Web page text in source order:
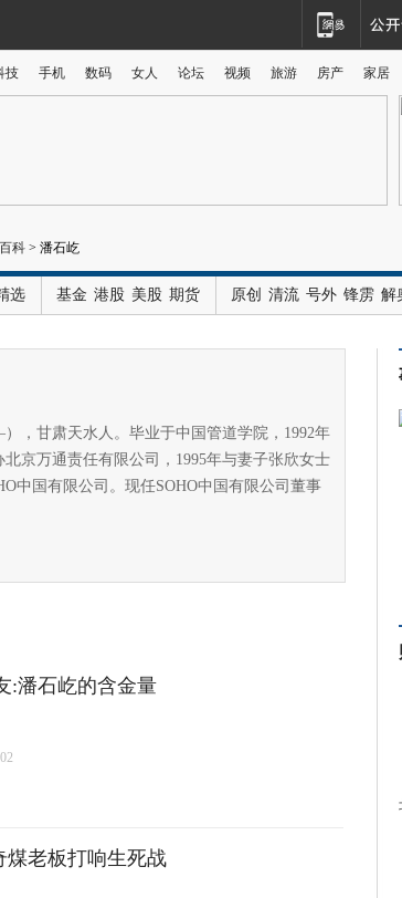
技 手机 数码 女人 论坛 视频 旅游 房产 家居
科 > 潘石屹
选 基金 港股 美股 期货 原创 清流 号外 锋雳 解
，甘肃天水人。毕业于中国管道学院，1992年
京万通责任有限公司，1995年与妻子张欣女士
中国有限公司。现任SOHO中国有限公司董事
:潘石屹的含金量
煤老板打响生死战